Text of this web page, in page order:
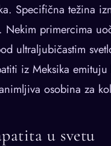
Specifična težina
primercima
ultraljubičastim
iz Meksika emituju
osobina za
u svetu